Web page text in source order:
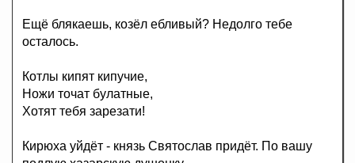
Ещё блякаешь, козёл ебливый? Недолго тебе
осталось.
Котлы кипят кипучие,
Ножи точат булатные,
Хотят тебя зарезати!
Кирюха уйдёт - князь Святослав придёт. По вашу